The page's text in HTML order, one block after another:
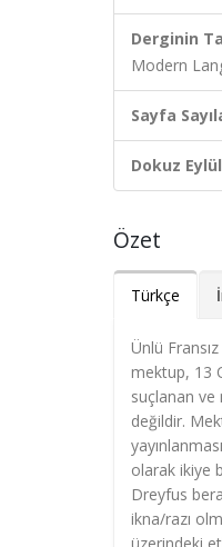
Derginin
Modern
Sayfa
Dokuz
Özet
Türkçe
Ünlü
mektup, 13
suçlanan ve
değildir.
olarak ikiye
Dreyfus
ikna/razı